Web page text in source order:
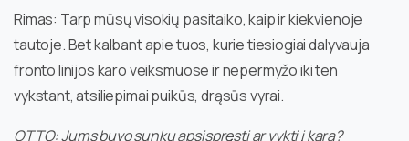
Rimas: Tarp mūsų visokių pasitaiko, kaip ir kiekvienoje
tautoje. Bet kalbant apie tuos, kurie tiesiogiai dalyvauja
fronto linijos karo veiksmuose ir nepermyžo iki ten
vykstant, atsiliepimai puikūs, drąsūs vyrai.
OTTO: Jums buvo sunku apsispręsti ar vykti į karą?